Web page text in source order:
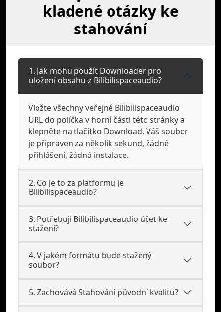
kladené otázky ke
stahování
1. Jak mohu použít Downloader pro
uložení obsahu z Bilibilispaceaudio?
Vložte všechny veřejné Bilibilispaceaudio
URL do políčka v horní části této stránky a
klepněte na tlačítko Download. Váš soubor
je připraven za několik sekund, žádné
přihlášení, žádná instalace.
2. Co je to za platformu je
Bilibilispaceaudio?
3. Potřebuji Bilibilispaceaudio účet ke
stažení?
4. V jakém formátu bude stažený
soubor?
5. Zachovává Stahování původní kvalitu?